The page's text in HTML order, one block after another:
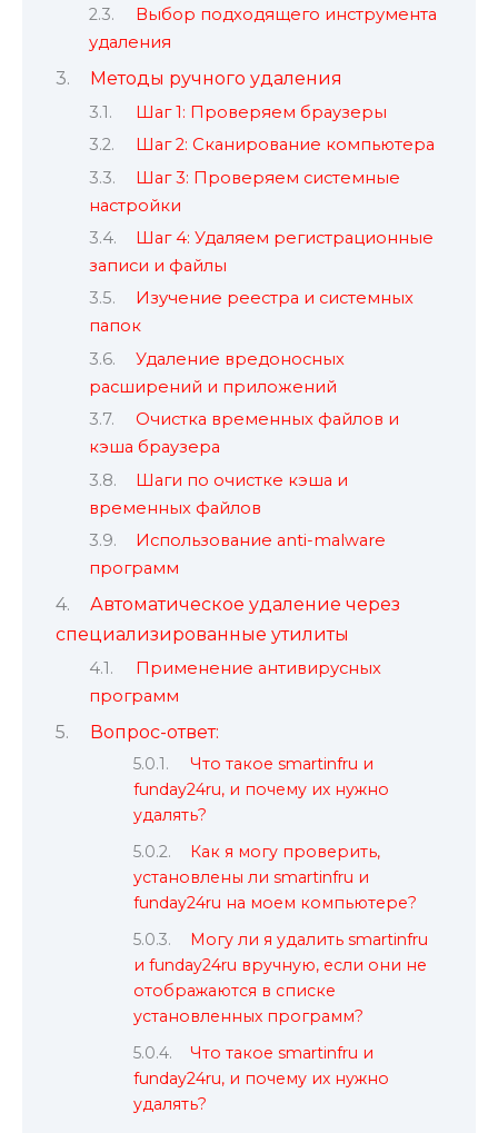
Выбор подходящего инструмента
удаления
Методы ручного удаления
Шаг 1: Проверяем браузеры
Шаг 2: Сканирование компьютера
Шаг 3: Проверяем системные
настройки
Шаг 4: Удаляем регистрационные
записи и файлы
Изучение реестра и системных
папок
Удаление вредоносных
расширений и приложений
Очистка временных файлов и
кэша браузера
Шаги по очистке кэша и
временных файлов
Использование anti-malware
программ
Автоматическое удаление через
специализированные утилиты
Применение антивирусных
программ
Вопрос-ответ:
Что такое smartinfru и
funday24ru, и почему их нужно
удалять?
Как я могу проверить,
установлены ли smartinfru и
funday24ru на моем компьютере?
Могу ли я удалить smartinfru
и funday24ru вручную, если они не
отображаются в списке
установленных программ?
Что такое smartinfru и
funday24ru, и почему их нужно
удалять?